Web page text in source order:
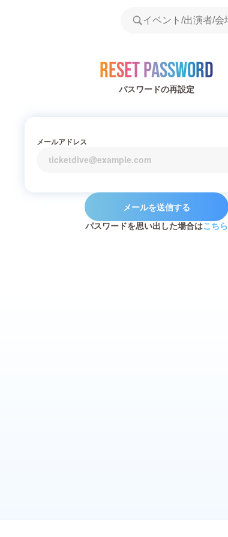
Reset Password
パスワードの再設定
メールアドレス
メールを送信する
パスワードを思い出した場合はこちら